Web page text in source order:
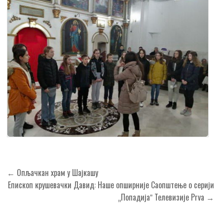
Кретање
чланка
← Опљачкан храм у Шајкашу
Епископ крушевачки Давид: Наше опширније Саопштење о серији
„Попадијаˮ Телевизије Prva →